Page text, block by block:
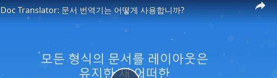
Doc Translator: 문서 번역기는 어떻게 사용합니까?